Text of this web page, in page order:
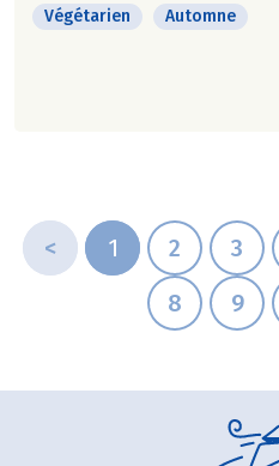
Végétarien
Automne
< 1 2 3
8
9